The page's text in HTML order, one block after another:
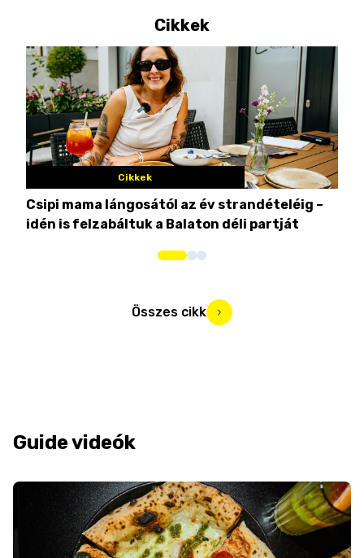
Cikkek
Cikkek
Csipi mama lángosától az év strandételéig –
idén is felzabáltuk a Balaton déli partját
Összes cikk
Guide videók